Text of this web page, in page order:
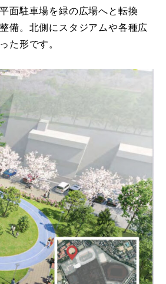
面駐車場を緑の広場へと転換
備。北側にスタジアムや各種広
た形です。